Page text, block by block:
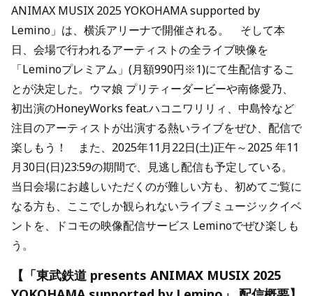
ANIMAX MUSIX 2025 YOKOHAMA supported by
Lemino」は、横浜アリーナで開催される。 そして本
日、会場で行われるアーティストの全ライブ映像を
「Leminoプレミアム」(月額990円※1)にて生配信するこ
とが決定した。ウマ娘 プリティーダービーや南條愛乃、
初出演のHoneyWorks feat.ハコニワリリィ、中島怜など
注目のアーティストが出演する熱いライブをぜひ、配信で
楽しもう！ また、2025年11月22日(土)正午～2025 年11
月30日(日)23:59の期間で、見逃し配信も予定している。
当日会場にお越しいただくのが難しい方も、初めてご覧に
なる方も、ここでしか観られないライブミュージックイベ
ントを、ドコモの映像配信サービス Leminoでぜひ楽しも
う。
【「東武鉄道 presents ANIMAX MUSIX 2025